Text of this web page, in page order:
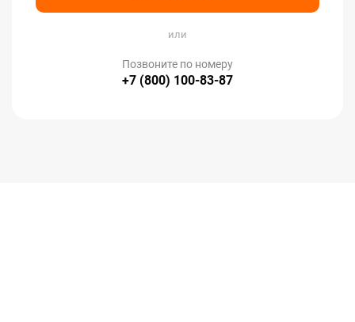
или
Позвоните по номеру
+7 (800) 100-83-87